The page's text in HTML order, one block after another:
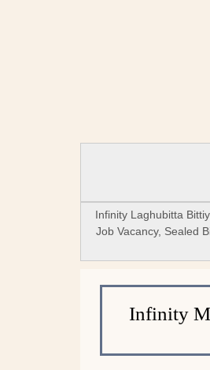
Infinity Laghubitta
Job Vacancy, Sealed
Infinity